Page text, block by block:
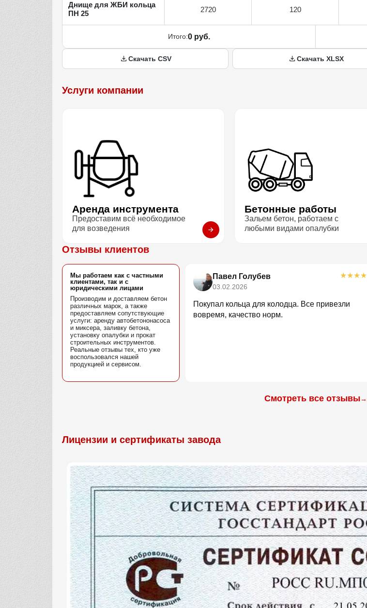
Днище для ЖБИ кольца
ПН 25
2720 120
Итого:0 руб.
Скачать CSV Скачать XLSX
Услуги компании
Аренда инструмента
Предоставим всё необходимое
для возведения
Бетонные работы
Зальем бетон, работаем с
любыми видами опалубки
Отзывы клиентов
Мы работаем как с частными
клиентами, так и с
юридическими лицами
Производим и доставляем бетон
различных марок, а также
предоставляем сопутствующие
услуги: аренду автобетононасоса
и миксера, заливку бетона,
установку опалубки и прокат
строительных инструментов.
Реальные отзывы тех, кто уже
воспользовался нашей
продукцией и сервисом.
Павел Голубев
03.02.2026
★★★★
Покупал кольца для колодца. Все привезли
вовремя, качество норм.
Смотреть все отзывы→
Лицензии и сертификаты завода